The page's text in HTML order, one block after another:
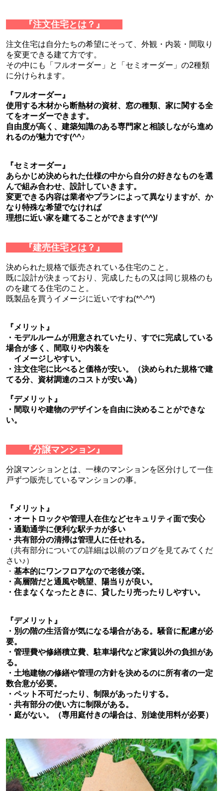
『注文住宅とは？』
注文住宅は自分たちの希望にそって、外観・内装・間取り
を変更できる建て方です。
その中にも「フルオーダー」と「セミオーダー」の2種類
に分けられます。
『フルオーダー』
使用する木材から断熱材の資材、窓の種類、家に関する全
てをオーダーできます。
自由度が高く、建築知識のある専門家と相談しながら進め
れるのが魅力です(^^♪
『セミオーダー』
あらかじめ決められた仕様の中から自分の好きなものを選
んで組み合わせ、設計していきます。
変更できる内容は業者やプランによって異なりますが、か
なり特殊な希望でなければ
理想に近い家を建てることができます(^^)/
『建売住宅とは？』
決められた規格で販売されている住宅のこと。
既に設計が決まっており、完成したもの又は同じ規格のも
のを建てる住宅のこと。
既製品を買うイメージに近いですね(*^-^*)
『メリット』
・モデルルームが用意されていたり、すでに完成している
場合が多く、間取りや内装を
イメージしやすい。
・注文住宅に比べると価格が安い。（決められた規格で建
てる分、資材調達のコストが安い為）
『デメリット』
・間取りや建物のデザインを自由に決めることができな
い。
『分譲マンション』
分譲マンションとは、一棟のマンションを区分けして一住
戸ずつ販売しているマンションの事。
『メリット』
・オートロックや管理人在住などセキュリティ面で安心
・通勤通学に便利な駅チカが多い
・共有部分の清掃は管理人に任せれる。
（共有部分についての詳細は以前のブログを見てみてくだ
さい♪）
・ 基本的にワンフロアなので老後が楽。
・高層階だと通風や眺望、陽当りが良い。
・住まなくなったときに、貸したり売ったりしやすい。
『デメリット』
・別の階の生活音が気になる場合がある。騒音に配慮が必
要。
・管理費や修繕積立費、駐車場代など家賃以外の負担があ
る。
・土地建物の修繕や管理の方針を決めるのに所有者の一定
数合意が必要。
・ペット不可だったり、制限があったりする。
・共有部分の使い方に制限がある。
・庭がない。（専用庭付きの場合は、別途使用料が必要）